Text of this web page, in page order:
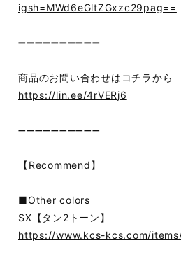
igsh=MWd6eGltZGxzc29pag==
➖➖➖➖➖➖➖➖➖➖
商品のお問い合わせはコチラから
https://lin.ee/4rVERj6
➖➖➖➖➖➖➖➖➖➖
【Recommend】
■Other colors
SX【タン2トーン】
https://www.kcs-kcs.com/